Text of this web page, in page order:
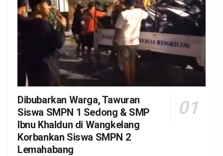
Dibubarkan Warga, Tawuran
Siswa SMPN 1 Sedong & SMP
Ibnu Khaldun di Wangkelang
Korbankan Siswa SMPN 2
Lemahabang